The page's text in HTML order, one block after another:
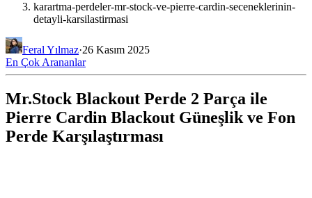
karartma-perdeler-mr-stock-ve-pierre-cardin-seceneklerinin-
detayli-karsilastirmasi
Feral Yılmaz·26 Kasım 2025
En Çok Arananlar
Mr.Stock Blackout Perde 2 Parça ile
Pierre Cardin Blackout Güneşlik ve Fon
Perde Karşılaştırması